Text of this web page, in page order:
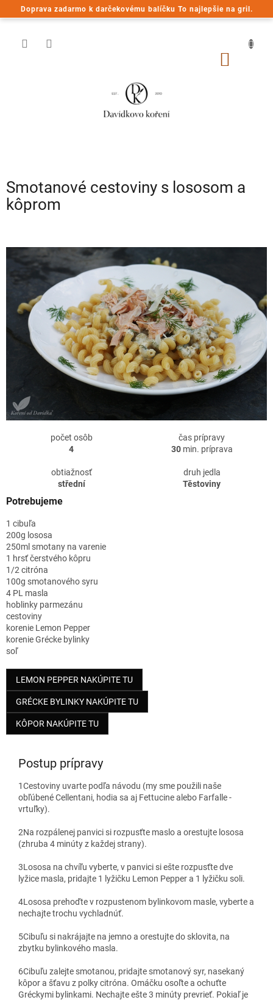
Doprava zadarmo k darčekovému balíčku To najlepšie na gril.
Prejsť
na
Smotanové cestoviny s lososom a
kôprom
počet osôb
4
čas prípravy
30min. príprava
obtiažnosť
střední
druh jedla
Těstoviny
Potrebujeme
1 cibuľa
200g lososa
250ml smotany na varenie
1 hrsť čerstvého kôpru
1/2 citróna
100g smotanového syru
4 PL masla
hoblinky parmezánu
cestoviny
korenie Lemon Pepper
korenie Grécke bylinky
soľ
LEMON PEPPER NAKÚPITE TU
GRÉCKE BYLINKY NAKÚPITE TU
KÔPOR NAKÚPITE TU
Postup prípravy
1Cestoviny uvarte podľa návodu (my sme použili naše
obľúbené Cellentani, hodia sa aj Fettucine alebo Farfalle -
vrtuľky).
2Na rozpálenej panvici si rozpusťte maslo a orestujte lososa
(zhruba 4 minúty z každej strany).
3Lososa na chvíľu vyberte, v panvici si ešte rozpusťte dve
lyžice masla, pridajte 1 lyžičku Lemon Pepper a 1 lyžičku soli.
4Lososa prehoďte v rozpustenom bylinkovom masle, vyberte a
nechajte trochu vychladnúť.
5Cibuľu si nakrájajte na jemno a orestujte do sklovita, na
zbytku bylinkového masla.
6Cibuľu zalejte smotanou, pridajte smotanový syr, nasekaný
kôpor a šťavu z polky citróna. Omáčku osoľte a ochuťte
Gréckymi bylinkami. Nechajte ešte 3 minúty prevrieť. Pokiaľ je